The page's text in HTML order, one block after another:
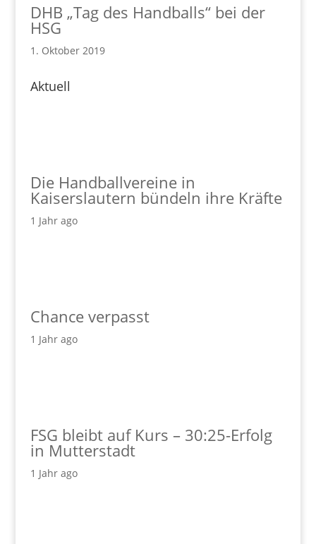
DHB „Tag des Handballs“ bei der
HSG
1. Oktober 2019
Aktuell
Die Handballvereine in
Kaiserslautern bündeln ihre Kräfte
1 Jahr ago
Chance verpasst
1 Jahr ago
FSG bleibt auf Kurs – 30:25-Erfolg
in Mutterstadt
1 Jahr ago